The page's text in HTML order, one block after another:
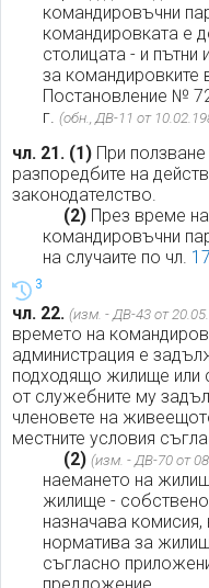
командировъчни
командировката е
столицата - и
за командировките
Постановление №
г.(обн., ДВ-11 от
чл. 21. (1) При
разпоредбите на
законодателство.
(2) През време
командировъчни
на случаите по чл. 17
3
чл. 22. (изм. - ДВ-43 от
времето на
администрация е
подходящо жилище или
от служебните му
членовете на
местните условия
(2) (изм. - ДВ-70 от
наемането на
жилище -
назначава комисия,
норматива за
съгласно